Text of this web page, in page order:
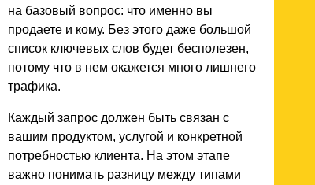
на базовый вопрос: что именно вы
продаете и кому. Без этого даже большой
список ключевых слов будет бесполезен,
потому что в нем окажется много лишнего
трафика.
Каждый запрос должен быть связан с
вашим продуктом, услугой и конкретной
потребностью клиента. На этом этапе
важно понимать разницу между типами